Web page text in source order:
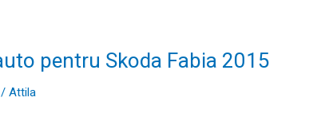
pentru Skoda Fabia 2015
/ Attila